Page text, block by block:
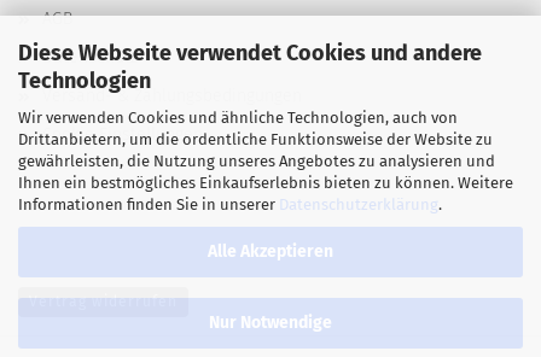
Diese Webseite verwendet Cookies und andere
Technologien
Wir verwenden Cookies und ähnliche Technologien, auch von
Drittanbietern, um die ordentliche Funktionsweise der Website zu
gewährleisten, die Nutzung unseres Angebotes zu analysieren und
Ihnen ein bestmögliches Einkaufserlebnis bieten zu können. Weitere
Informationen finden Sie in unserer Datenschutzerklärung.
Alle Akzeptieren
Nur Notwendige
AGB
Datenschutz
Versand- & Zahlungsbedingungen
Cookie Einstellungen
Vertrag widerrufen